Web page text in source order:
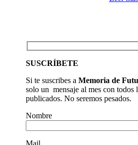
SUSCRÍBETE
Si te suscribes aMemoria de
solo un mensaje al mes con todos
publicados. No seremos pesados.
Nombre